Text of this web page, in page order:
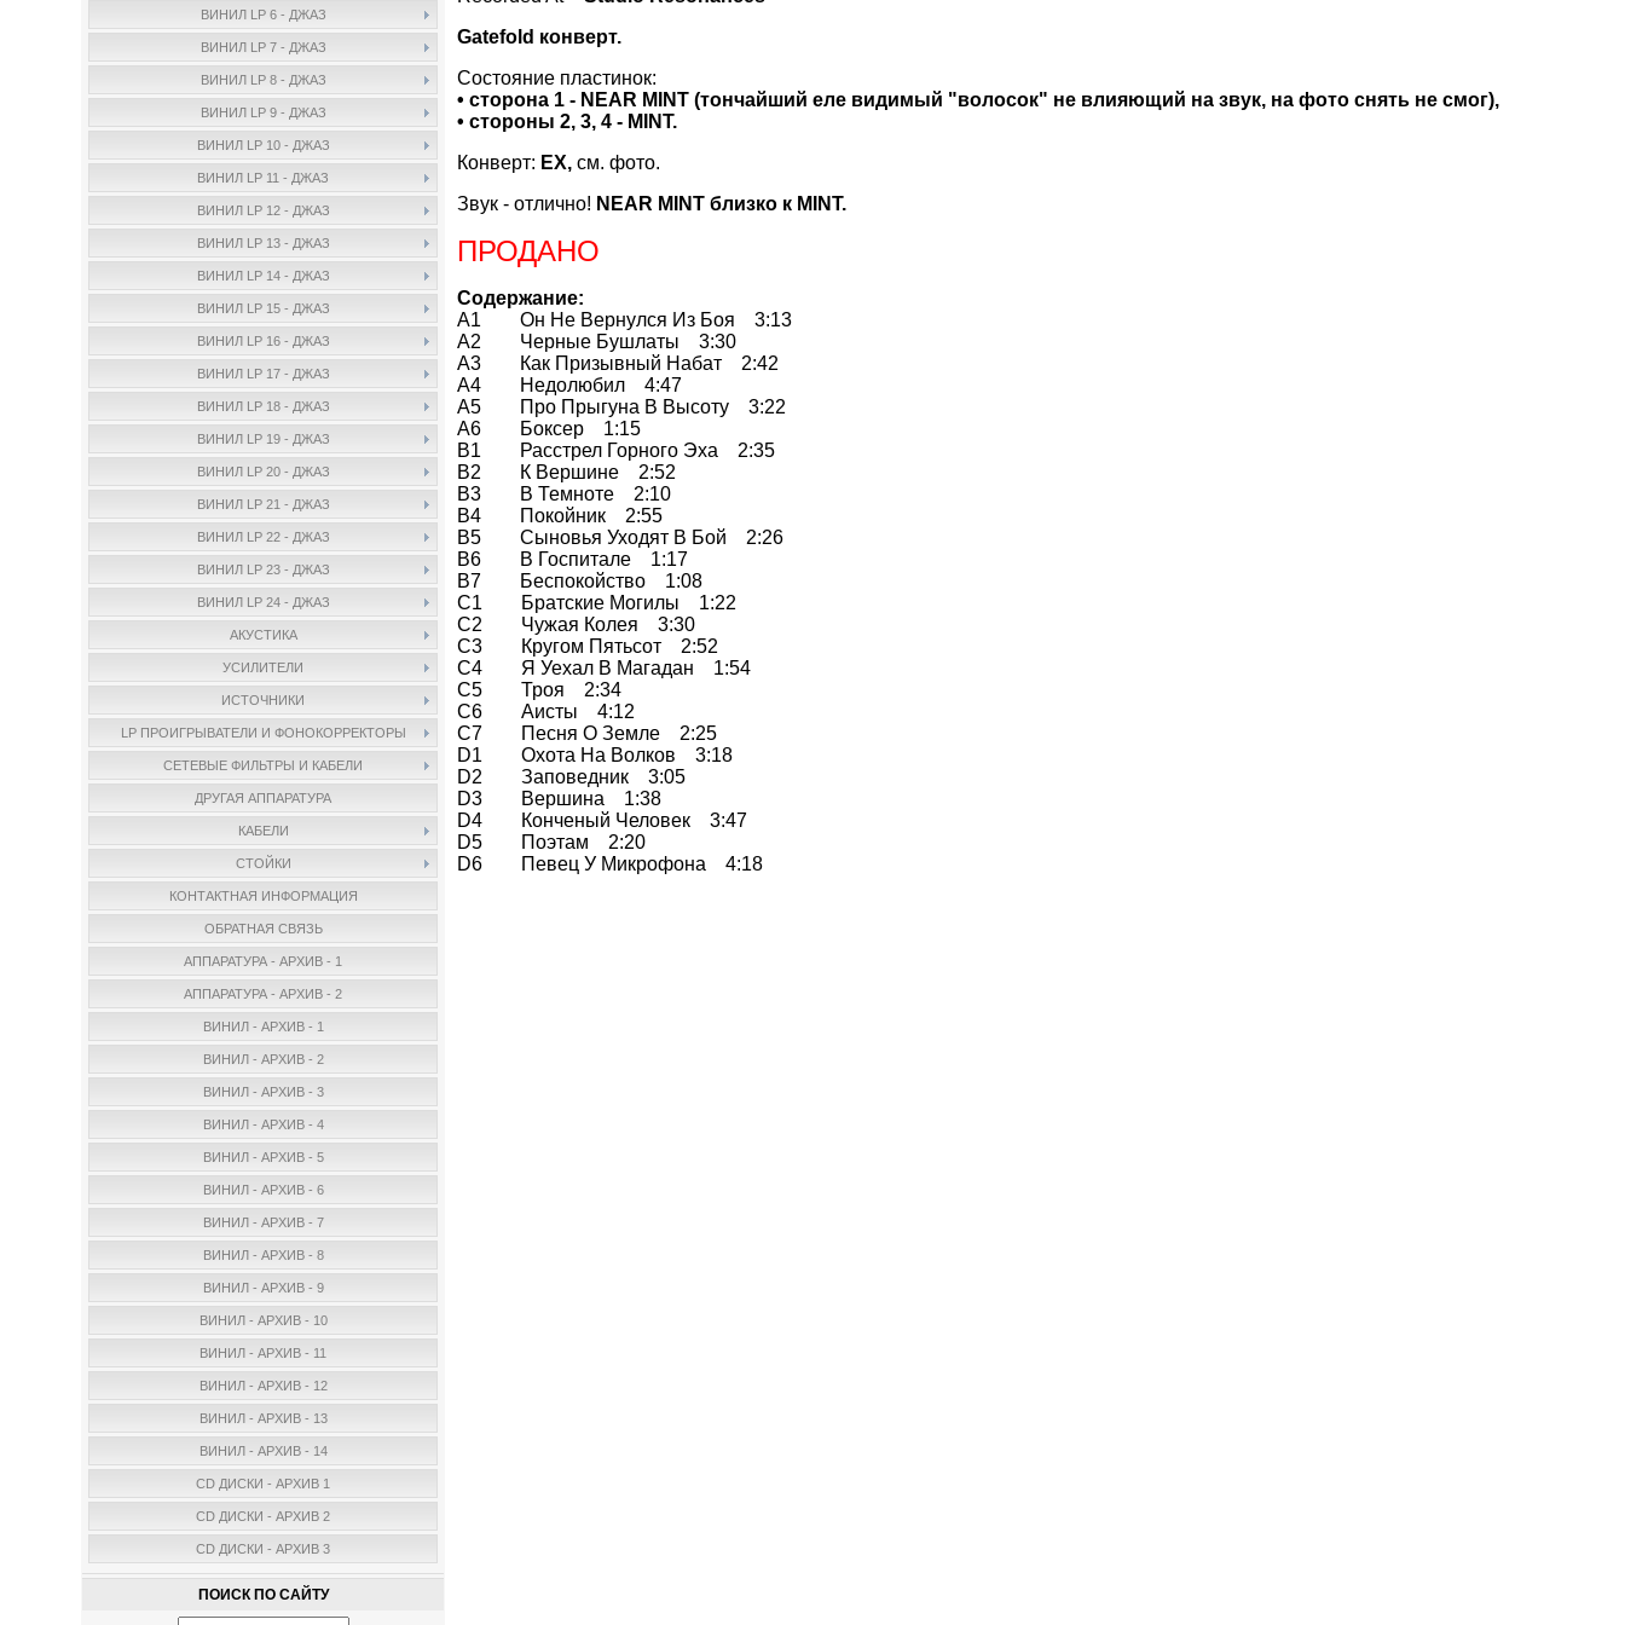
ВИНИЛ LP 6 - ДЖАЗ
ВИНИЛ LP 7 - ДЖАЗ
ВИНИЛ LP 8 - ДЖАЗ
ВИНИЛ LP 9 - ДЖАЗ
ВИНИЛ LP 10 - ДЖАЗ
ВИНИЛ LP 11 - ДЖАЗ
ВИНИЛ LP 12 - ДЖАЗ
ВИНИЛ LP 13 - ДЖАЗ
ВИНИЛ LP 14 - ДЖАЗ
ВИНИЛ LP 15 - ДЖАЗ
ВИНИЛ LP 16 - ДЖАЗ
ВИНИЛ LP 17 - ДЖАЗ
ВИНИЛ LP 18 - ДЖАЗ
ВИНИЛ LP 19 - ДЖАЗ
ВИНИЛ LP 20 - ДЖАЗ
ВИНИЛ LP 21 - ДЖАЗ
ВИНИЛ LP 22 - ДЖАЗ
ВИНИЛ LP 23 - ДЖАЗ
ВИНИЛ LP 24 - ДЖАЗ
АКУСТИКА
УСИЛИТЕЛИ
ИСТОЧНИКИ
LP ПРОИГРЫВАТЕЛИ И ФОНОКОРРЕКТОРЫ
СЕТЕВЫЕ ФИЛЬТРЫ И КАБЕЛИ
ДРУГАЯ АППАРАТУРА
КАБЕЛИ
СТОЙКИ
КОНТАКТНАЯ ИНФОРМАЦИЯ
ОБРАТНАЯ СВЯЗЬ
АППАРАТУРА - АРХИВ - 1
АППАРАТУРА - АРХИВ - 2
ВИНИЛ - АРХИВ - 1
ВИНИЛ - АРХИВ - 2
ВИНИЛ - АРХИВ - 3
ВИНИЛ - АРХИВ - 4
ВИНИЛ - АРХИВ - 5
ВИНИЛ - АРХИВ - 6
ВИНИЛ - АРХИВ - 7
ВИНИЛ - АРХИВ - 8
ВИНИЛ - АРХИВ - 9
ВИНИЛ - АРХИВ - 10
ВИНИЛ - АРХИВ - 11
ВИНИЛ - АРХИВ - 12
ВИНИЛ - АРХИВ - 13
ВИНИЛ - АРХИВ - 14
CD ДИСКИ - АРХИВ 1
CD ДИСКИ - АРХИВ 2
CD ДИСКИ - АРХИВ 3
ПОИСК ПО САЙТУ
Gatefold конверт.
Состояние пластинок:
• сторона 1 - NEAR MINT (тончайший еле видимый "волосок" не влияющий на звук, на фото снять не смог),
• стороны 2, 3, 4 - MINT.
Конверт: EX,см. фото.
Звук - отлично! NEAR MINT близко к MINT.
ПРОДАНО
Содержание:
A1 Он Не Вернулся Из Боя 3:13
A2 Черные Бушлаты 3:30
A3 Как Призывный Набат 2:42
A4 Недолюбил 4:47
A5 Про Прыгуна В Высоту 3:22
A6 Боксер 1:15
B1 Расстрел Горного Эха 2:35
B2 К Вершине 2:52
B3 В Темноте 2:10
B4 Покойник 2:55
B5 Сыновья Уходят В Бой 2:26
B6 В Госпитале 1:17
B7 Беспокойство 1:08
C1 Братские Могилы 1:22
C2 Чужая Колея 3:30
C3 Кругом Пятьсот 2:52
C4 Я Уехал В Магадан 1:54
C5 Троя 2:34
C6 Аисты 4:12
C7 Песня О Земле 2:25
D1 Охота На Волков 3:18
D2 Заповедник 3:05
D3 Вершина 1:38
D4 Конченый Человек 3:47
D5 Поэтам 2:20
D6 Певец У Микрофона 4:18